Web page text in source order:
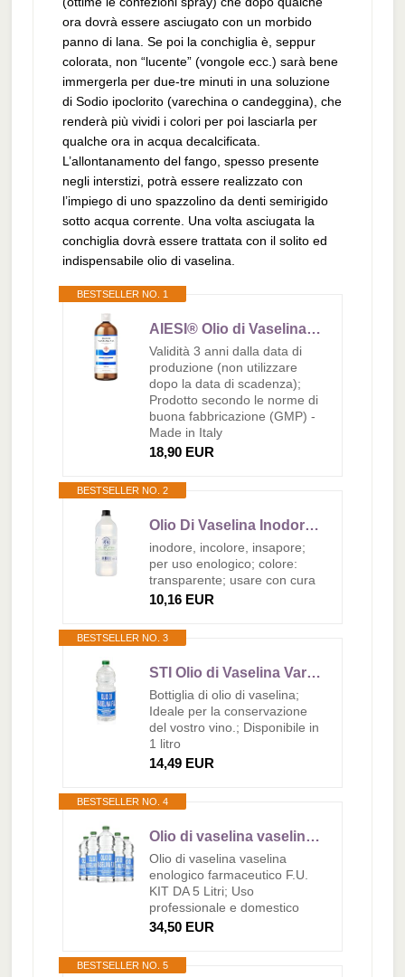
ora dovrà essere asciugato con un morbido
panno di lana. Se poi la conchiglia è, seppur
colorata, non “lucente” (vongole ecc.) sarà bene
immergerla per due-tre minuti in una soluzione
di Sodio ipoclorito (varechina o candeggina), che
renderà più vividi i colori per poi lasciarla per
qualche ora in acqua decalcificata.
L’allontanamento del fango, spesso presente
negli interstizi, potrà essere realizzato con
l’impiego di uno spazzolino da denti semirigido
sotto acqua corrente. Una volta asciugata la
conchiglia dovrà essere trattata con il solito ed
indispensabile olio di vaselina.
BESTSELLER NO. 1
AIESI® Olio di Vaselina F.U. puro 100% (1000 ml) per uso farmaceutico, alimentare, cosmetico, dermatologico ed industriale, Made in Italy
Validità 3 anni dalla data di
produzione (non utilizzare
dopo la data di scadenza);
Prodotto secondo le norme di
buona fabbricazione (GMP) -
Made in Italy
18,90 EUR
BESTSELLER NO. 2
Olio Di Vaselina Inodore, Incolore, Insapore. Per Uso Enologico.
inodore, incolore, insapore;
per uso enologico; colore:
transparente; usare con cura
10,16 EUR
BESTSELLER NO. 3
STI Olio di Vaselina Varie misure 1 Litro
Bottiglia di olio di vaselina;
Ideale per la conservazione
del vostro vino.; Disponibile in
1 litro
14,49 EUR
BESTSELLER NO. 4
Olio di vaselina vaselina enologico farmaceutico F.U. 5 Litri - USO DOMESTICO E PROFESSIONALE - 5 confezioni da 1L
Olio di vaselina vaselina
enologico farmaceutico F.U.
KIT DA 5 Litri; Uso
professionale e domestico
34,50 EUR
BESTSELLER NO. 5